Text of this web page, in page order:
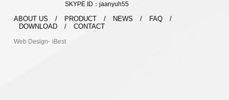
SKYPE ID：jaanyuh55
ABOUT US / PRODUCT / NEWS / FAQ
/
DOWNLOAD
/ CONTACT
Web Design‧ iBest